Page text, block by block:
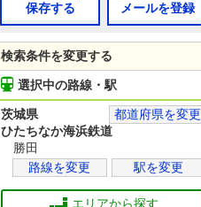
保存する
メールを登録
検索条件を変更する
選択中の路線・駅
茨城県
都道府県を変更
ひたちなか海浜鉄道
勝田
路線を変更
駅を変更
エリアから探す